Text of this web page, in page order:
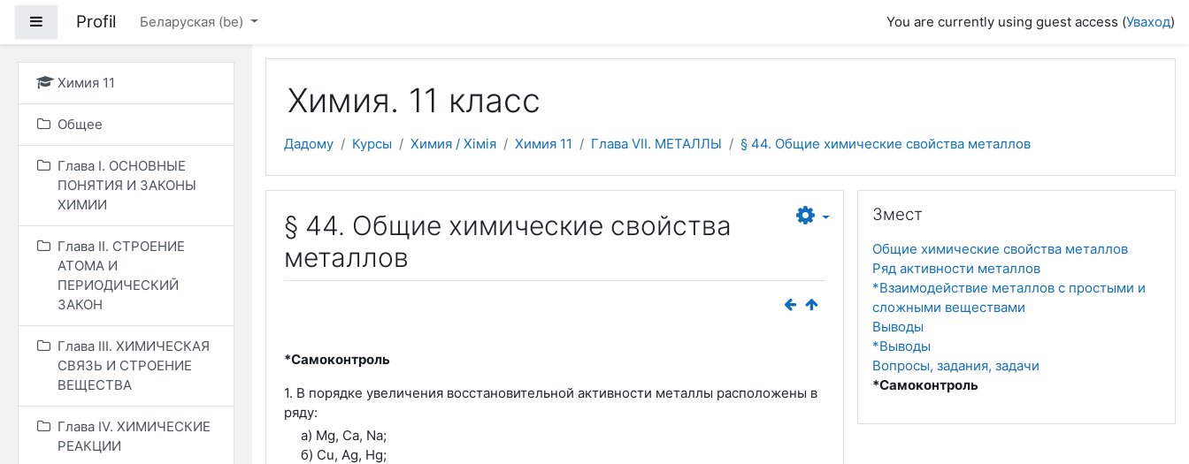
Side panel
Profil Беларуская ‎(be)‎ You are currently using guest access (Уваход)
Химия 11
Общее
Глава I. ОСНОВНЫЕ
ПОНЯТИЯ И ЗАКОНЫ
ХИМИИ
Глава II. СТРОЕНИЕ
АТОМА И
ПЕРИОДИЧЕСКИЙ
ЗАКОН
Глава III. ХИМИЧЕСКАЯ
СВЯЗЬ И СТРОЕНИЕ
ВЕЩЕСТВА
Глава IV. ХИМИЧЕСКИЕ
РЕАКЦИИ
Химия. 11 класс
Дадому Курсы Химия / Хімія Химия 11 Глава VII. МЕТАЛЛЫ § 44. Общие химические свойства металлов
§ 44. Общие химические свойства
металлов
*Самоконтроль
1. В порядке увеличения восстановительной активности металлы расположены в
ряду:
а) Mg, Ca, Na;
б) Cu, Ag, Hg;
Змест
Общие химические свойства металлов
Ряд активности металлов
*Взаимодействие металлов с простыми и
сложными веществами
Выводы
*Выводы
Вопросы, задания, задачи
*Самоконтроль